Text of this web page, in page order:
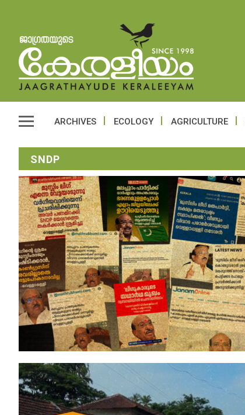
ARCHIVES ECOLOGY AGRICULTURE
SNDP